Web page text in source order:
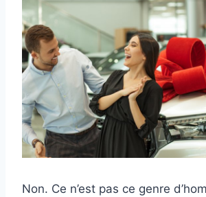
Non. Ce n’est pas ce genre